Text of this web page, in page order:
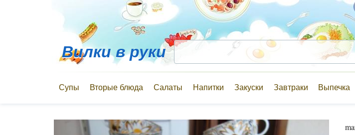
Вилки в руки
Супы Вторые блюда Салаты Напитки Закуски Завтраки Выпечка